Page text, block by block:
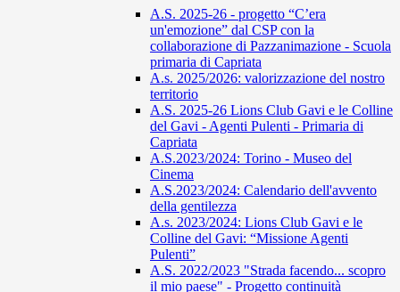
A.S. 2025-26 - progetto “C’era
un'emozione” dal CSP con la
collaborazione di Pazzanimazione - Scuola
primaria di Capriata
A.s. 2025/2026: valorizzazione del nostro
territorio
A.S. 2025-26 Lions Club Gavi e le Colline
del Gavi - Agenti Pulenti - Primaria di
Capriata
A.S.2023/2024: Torino - Museo del
Cinema
A.S.2023/2024: Calendario dell'avvento
della gentilezza
A.s. 2023/2024: Lions Club Gavi e le
Colline del Gavi: “Missione Agenti
Pulenti”
A.S. 2022/2023 "Strada facendo... scopro
il mio paese" - Progetto continuità